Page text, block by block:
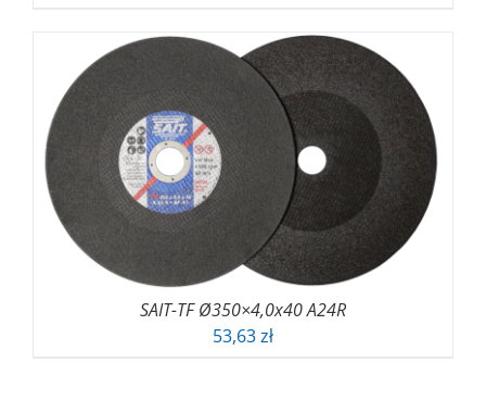
SAIT-TF Ø350×4,0x40 A24R
53,63zł